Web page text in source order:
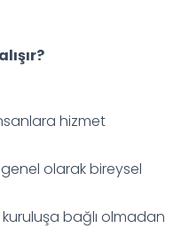
hizmet
olarak bireysel
kuruluşa bağlı olmadan